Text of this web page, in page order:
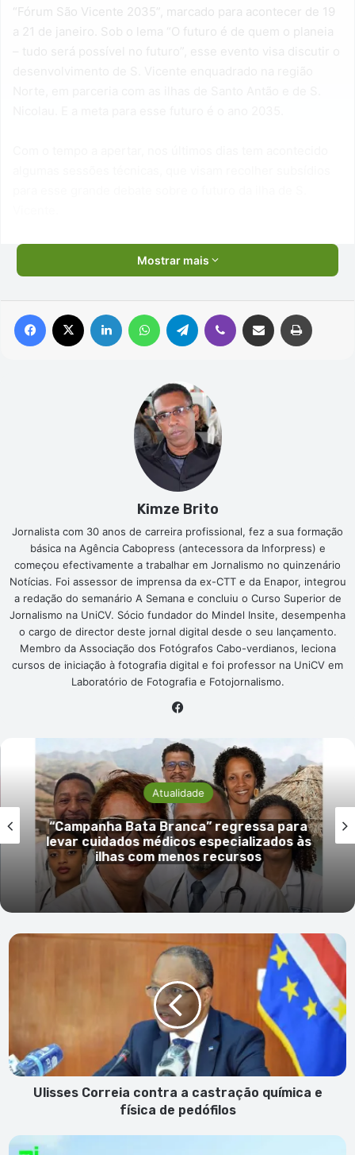
“Fórum São Vicente 2035”, marcado para acontecer de 19
a 21 de janeiro. Sob o lema “O futuro é de quem o planeia
Mostrar mais
Facebook Linkedin WhatsAppTelegram Viber Compartilhar via e-mail
Kimze Brito
Jornalista com 30 anos de carreira profissional, fez a sua formação
básica na Agência Cabopress (antecessora da Inforpress) e
começou efectivamente a trabalhar em Jornalismo no quinzenário
Notícias. Foi assessor de imprensa da ex-CTT e da Enapor, integrou
a redação do semanário A Semana e concluiu o Curso Superior de
Jornalismo na UniCV. Sócio fundador do Mindel Insite, desempenha
o cargo de director deste jornal digital desde o seu lançamento.
Membro da Associação dos Fotógrafos Cabo-verdianos, leciona
cursos de iniciação à fotografia digital e foi professor na UniCV em
Laboratório de Fotografia e Fotojornalismo.
às
Atualidade
Elton Santos nomeado diretor
adjunto da Polícia Judiciária
Ulisses
química
física
de
pedófilosUlisses Correia contra a castração química e
física de pedófilos
Jovem